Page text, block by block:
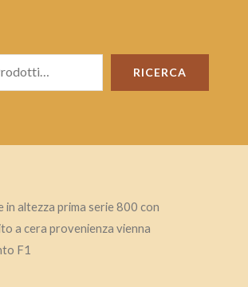
RICERCA
altezza prima serie 800 con
a cera provenienza vienna
F1